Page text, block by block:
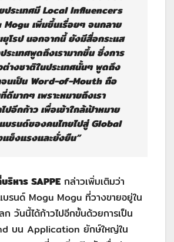
ประเทศมี Local Influencers
เพิ่มขึ้นเรื่อยๆ จนกลาย
โรป นอกจากนี้ ยังมีสื่อกระแส
ะเทศพูดถึงเรามากขึ้น ซึ่งการ
างชาติในประเทศนั้นๆ พูดถึง
จนเป็น Word-of-Mouth ถือ
ดีมากๆ เพราะหมายถึงเรา
ปอีกก้าว เพื่อเข้าใกล้เป้าหมาย
บรนด์ของคนไทยไปสู่ Global
ข็งแรงและยั่งยืน”
ริหาร SAPPE กล่าวเพิ่มเติมว่า
บรนด์ Mogu Mogu ที่วางขายอยู่ใน
วันนี้ได้ก้าวไปอีกขั้นด้วยการเป็น
บน Application ยักษ์ใหญ่ใน